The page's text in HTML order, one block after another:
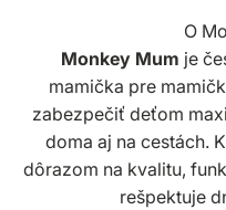
O
Monkey Mum je
mamička pre
zabezpečiť deťom
doma aj na cestách.
dôrazom na kvalitu,
rešpektuje